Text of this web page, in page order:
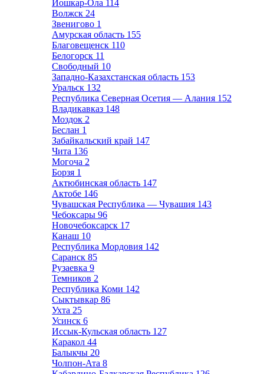
Йошкар-Ола 114
Волжск 24
Звенигово 1
Амурская область 155
Благовещенск 110
Белогорск 11
Свободный 10
Западно-Казахстанская область 153
Уральск 132
Республика Северная Осетия — Алания 152
Владикавказ 148
Моздок 2
Беслан 1
Забайкальский край 147
Чита 136
Могоча 2
Борзя 1
Актюбинская область 147
Актобе 146
Чувашская Республика — Чувашия 143
Чебоксары 96
Новочебоксарск 17
Канаш 10
Республика Мордовия 142
Саранск 85
Рузаевка 9
Темников 2
Республика Коми 142
Сыктывкар 86
Ухта 25
Усинск 6
Иссык-Кульская область 127
Каракол 44
Балыкчы 20
Чолпон-Ата 8